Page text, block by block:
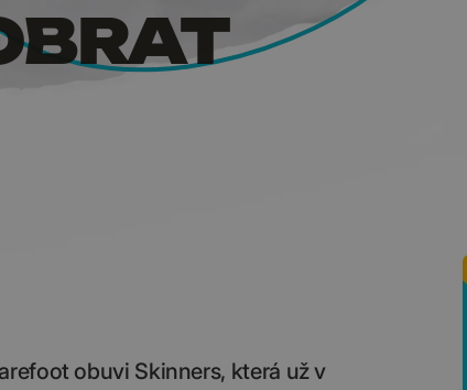
obuvi Skinners, která už v